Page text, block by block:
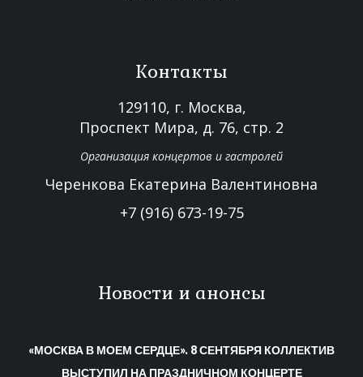
Контакты
129110, г. Москва,
Проспект Мира, д. 76, стр. 2
Организация концертов и гастролей
Черенкова Екатерина Валентиновна
+7 (916) 673-19-75
Новости и анонсы
«МОСКВА В МОЕМ СЕРДЦЕ». 8 СЕНТЯБРЯ КОЛЛЕКТИВ
ВЫСТУПИЛ НА ПРАЗДНИЧНОМ КОНЦЕРТЕ